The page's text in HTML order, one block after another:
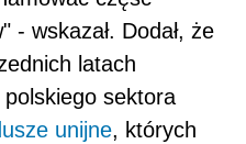
- wskazał. Dodał, że
latach
sektora
unijne, których